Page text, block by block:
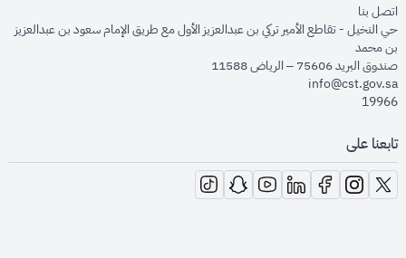
اتصل بنا
حي النخيل - تقاطع الأمير تركي بن عبدالعزيز الأول مع طريق الإمام سعود بن عبدالعزيز
بن محمد
صندوق البريد 75606 – الرياض 11588
info@cst.gov.sa
19966
تابعنا على
opens in new window
opens in new window
opens in new window
opens in new window
opens in new window
opens in new window
opens in new window